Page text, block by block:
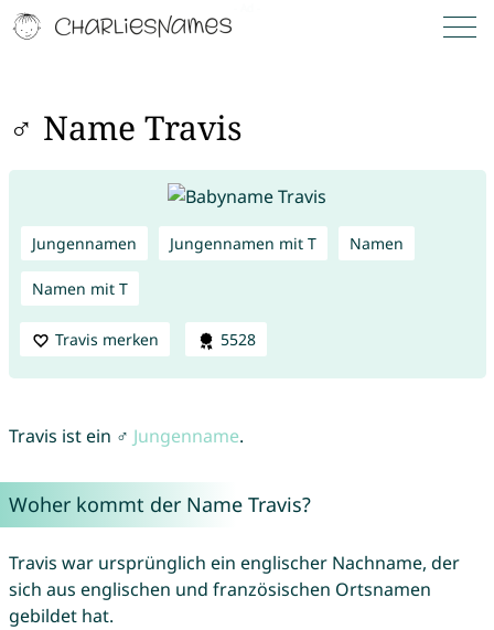
♂ Name Travis
Jungennamen Jungennamen mit T Namen
Namen mit T
Travis merken 5528
Travis ist ein ♂ Jungenname.
Woher kommt der Name Travis?
Travis war ursprünglich ein englischer Nachname, der
sich aus englischen und französischen Ortsnamen
gebildet hat.